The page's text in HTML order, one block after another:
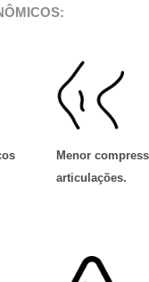
Menor
articulações.